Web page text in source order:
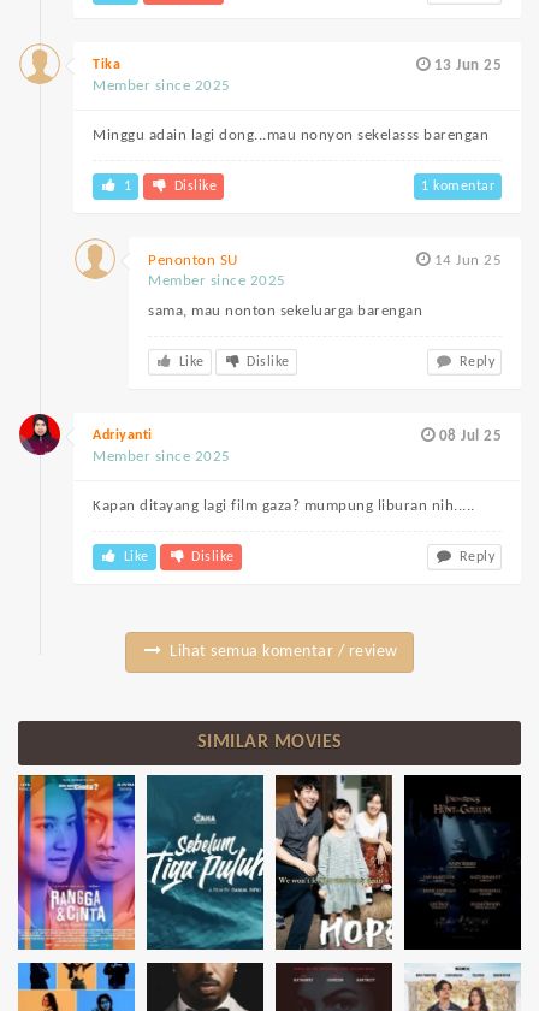
13 Jun 25
Tika
Member since 2025
Minggu adain lagi dong...mau nonyon sekelasss barengan
1 Dislike 1 komentar
14 Jun 25
Penonton SU
Member since 2025
sama, mau nonton sekeluarga barengan
Like Dislike Reply
08 Jul 25
Adriyanti
Member since 2025
Kapan ditayang lagi film gaza? mumpung liburan nih.....
Like Dislike Reply
Lihat semua komentar / review
SIMILAR MOVIES